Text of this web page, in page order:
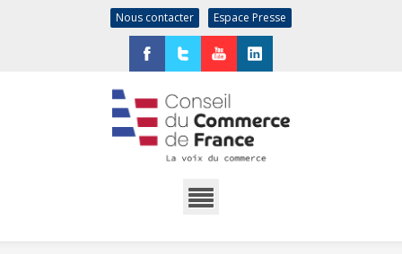
Nous contacter Espace Presse